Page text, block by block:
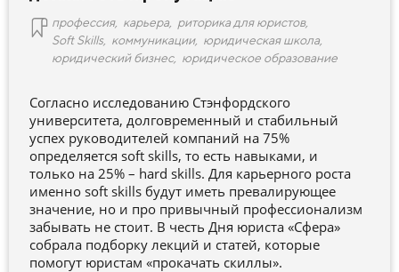
профессия, карьера риторика для юристов,
Soft Skills
коммуникации, юридическая школа
юридический бизнес, юридическое образование
Согласно исследованию Стэнфордского
университета, долговременный и стабильный
успех руководителей компаний на 75%
определяется soft skills, то есть навыками, и
только на 25% – hard skills. Для карьерного роста
именно soft skills будут иметь превалирующее
значение, но и про привычный профессионализм
забывать не стоит. В честь Дня юриста «Сфера»
собрала подборку лекций и статей, которые
помогут юристам «прокачать скиллы».